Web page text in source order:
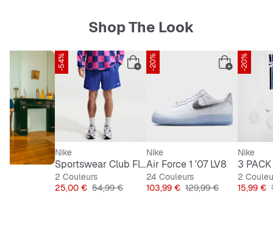
Shop The Look
-54%
Nike
Sportswear Club Flow Shorts
2 Couleurs
Prix
25,00 € Prix original
54,99 €
-20%
Nike
Air Force 1 '07 LV8
24 Couleurs
Prix
103,99 € Prix original
129,99 €
-20%
Nike
2
Prix
15,99 €